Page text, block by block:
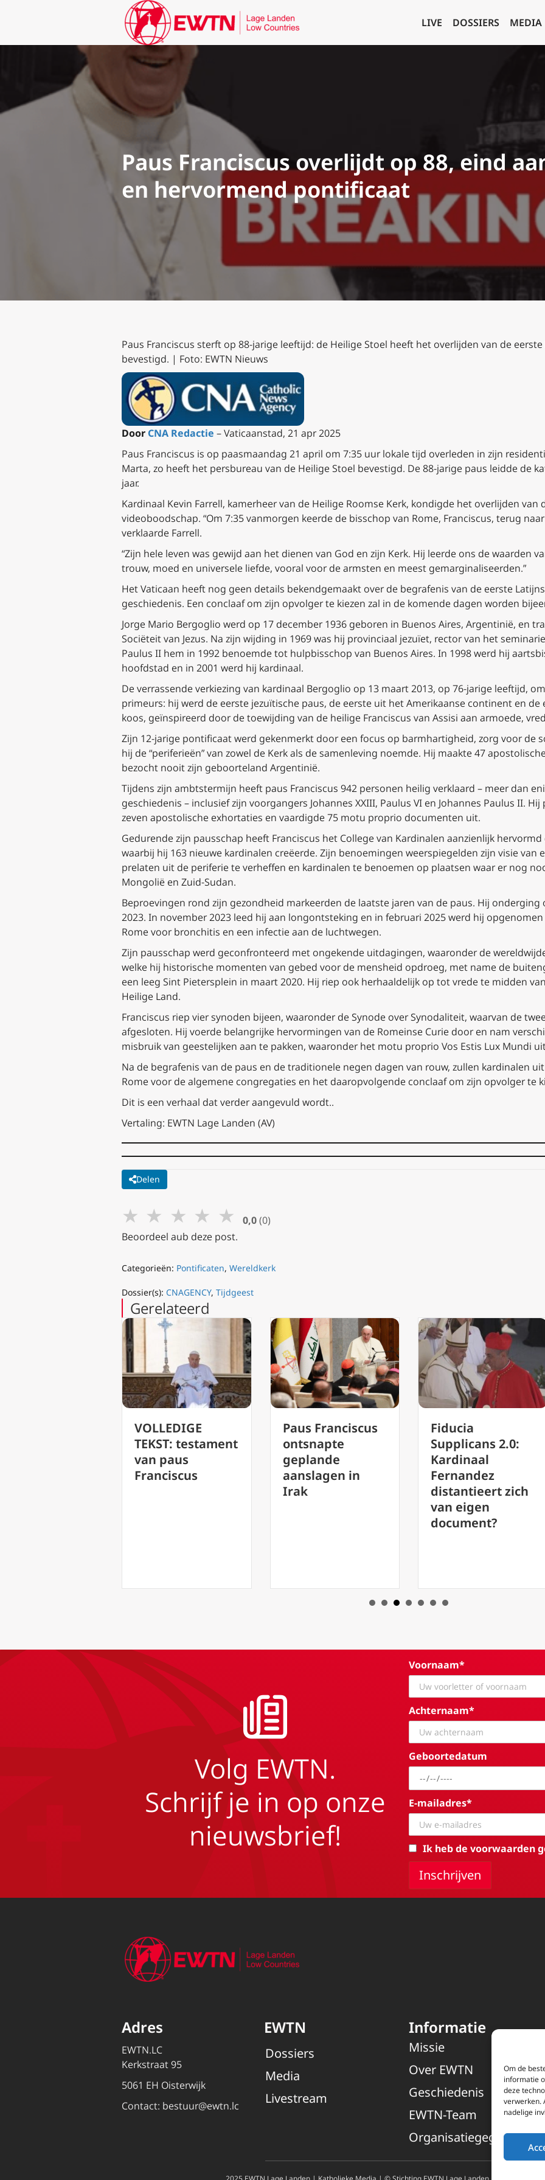
Om de
informatie
deze
verwerken.
nadelige
LIVE DOSSIERS MEDIA
Paus Franciscus overlijdt op 88, eind
en hervormend pontificaat
Paus Franciscus sterft op 88-jarige leeftijd: de Heilige Stoel heeft het overlijden van de
bevestigd. | Foto: EWTN Nieuws
Door CNA Redactie – Vaticaanstad, 21 apr 2025
Paus Franciscus is op paasmaandag 21 april om 7:35 uur lokale tijd overleden in zijn
Marta, zo heeft het persbureau van de Heilige Stoel bevestigd. De 88-jarige paus leidde de
jaar.
Kardinaal Kevin Farrell, kamerheer van de Heilige Roomse Kerk, kondigde het overlijden van
videoboodschap. “Om 7:35 vanmorgen keerde de bisschop van Rome, Franciscus, terug
verklaarde Farrell.
“Zijn hele leven was gewijd aan het dienen van God en zijn Kerk. Hij leerde ons de waarden
trouw, moed en universele liefde, vooral voor de armsten en meest gemarginaliseerden.”
Het Vaticaan heeft nog geen details bekendgemaakt over de begrafenis van de eerste
geschiedenis. Een conclaaf om zijn opvolger te kiezen zal in de komende dagen worden
Jorge Mario Bergoglio werd op 17 december 1936 geboren in Buenos Aires, Argentinië, en
Sociëteit van Jezus. Na zijn wijding in 1969 was hij provinciaal jezuïet, rector van het
Paulus II hem in 1992 benoemde tot hulpbisschop van Buenos Aires. In 1998 werd hij
hoofdstad en in 2001 werd hij kardinaal.
De verrassende verkiezing van kardinaal Bergoglio op 13 maart 2013, op 76-jarige leeftijd,
primeurs: hij werd de eerste jezuïtische paus, de eerste uit het Amerikaanse continent en de
koos, geïnspireerd door de toewijding van de heilige Franciscus van Assisi aan armoede,
Zijn 12-jarige pontificaat werd gekenmerkt door een focus op barmhartigheid, zorg voor de
hij de “periferieën” van zowel de Kerk als de samenleving noemde. Hij maakte 47
bezocht nooit zijn geboorteland Argentinië.
Tijdens zijn ambtstermijn heeft paus Franciscus 942 personen heilig verklaard – meer dan
geschiedenis – inclusief zijn voorgangers Johannes XXIII, Paulus VI en Johannes Paulus II.
zeven apostolische exhortaties en vaardigde 75 motu proprio documenten uit.
Gedurende zijn pausschap heeft Franciscus het College van Kardinalen aanzienlijk
waarbij hij 163 nieuwe kardinalen creëerde. Zijn benoemingen weerspiegelden zijn visie van
prelaten uit de periferie te verheffen en kardinalen te benoemen op plaatsen waar er nog
Mongolië en Zuid-Sudan.
Beproevingen rond zijn gezondheid markeerden de laatste jaren van de paus. Hij
2023. In november 2023 leed hij aan longontsteking en in februari 2025 werd hij
Rome voor bronchitis en een infectie aan de luchtwegen.
Zijn pausschap werd geconfronteerd met ongekende uitdagingen, waaronder de
welke hij historische momenten van gebed voor de mensheid opdroeg, met name de
een leeg Sint Pietersplein in maart 2020. Hij riep ook herhaaldelijk op tot vrede te midden
Heilige Land.
Franciscus riep vier synoden bijeen, waaronder de Synode over Synodaliteit, waarvan de
afgesloten. Hij voerde belangrijke hervormingen van de Romeinse Curie door en nam
misbruik van geestelijken aan te pakken, waaronder het motu proprio Vos Estis Lux Mundi
Na de begrafenis van de paus en de traditionele negen dagen van rouw, zullen kardinalen
Rome voor de algemene congregaties en het daaropvolgende conclaaf om zijn opvolger te
Dit is een verhaal dat verder aangevuld wordt..
Vertaling: EWTN Lage Landen (AV)
Delen
★ ★ ★ ★ ★ 0,0 (0)
Beoordeel aub deze post.
Categorieën: Pontificaten, Wereldkerk
Dossier(s): CNAGENCY, Tijdgeest
Gerelateerd
TEKST: testament
Paus Franciscus
ontsnapte
Fiducia
Supplicans 2.0:
Fernandez
distantieert zich
1) –
Volg EWTN.
Schrijf je in op onze
nieuwsbrief!
Voornaam*
Achternaam*
Geboortedatum
E-mailadres*
Ik heb de voorwaarden
Adres
EWTN.LC
Kerkstraat 95
5061 EH Oisterwijk
Contact: bestuur@ewtn.lc
EWTN
Dossiers
Media
Livestream
Informatie
Missie
Over EWTN
Geschiedenis
EWTN-Team
Organisatiegegevens